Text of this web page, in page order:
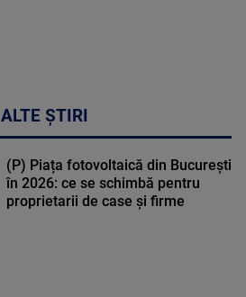
ALTE ȘTIRI
(P) Piața fotovoltaică din București
în 2026: ce se schimbă pentru
proprietarii de case și firme